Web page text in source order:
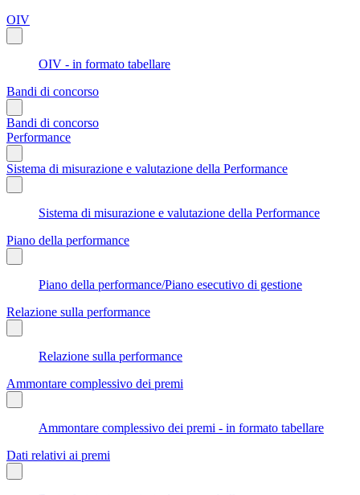
OIV
OIV - in formato tabellare
Bandi di concorso
Bandi di concorso
Performance
Sistema di misurazione e valutazione della Performance
Sistema di misurazione e valutazione della Performance
Piano della performance
Piano della performance/Piano esecutivo di gestione
Relazione sulla performance
Relazione sulla performance
Ammontare complessivo dei premi
Ammontare complessivo dei premi - in formato tabellare
Dati relativi ai premi